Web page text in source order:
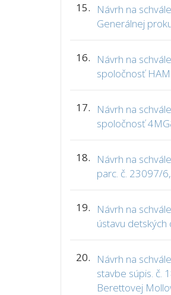
15.
Návrh na
Generálnej
16.
Návrh na
spoločnosť
17.
Návrh na
spoločnosť
18.
Návrh na
parc. č. 23097/
19.
Návrh na
ústavu
20.
Návrh na
stavbe súpis. č.
Berettovej